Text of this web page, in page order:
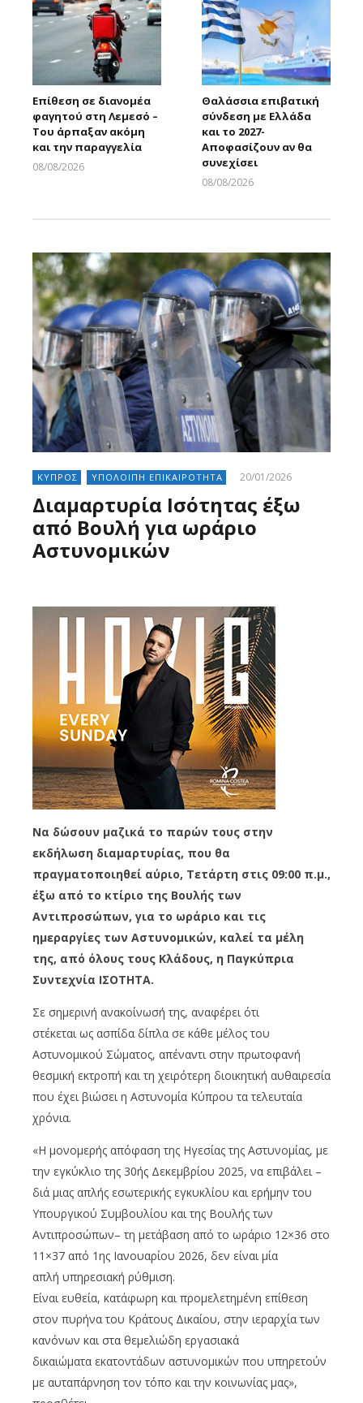
Επίθεση σε διανομέα
φαγητού στη Λεμεσό –
Του άρπαξαν ακόμη
και την παραγγελία
08/08/2026
Θαλάσσια επιβατική
σύνδεση με Ελλάδα
και το 2027-
Αποφασίζουν αν θα
συνεχίσει
08/08/2026
ΚΥΠΡΟΣ ΥΠΟΛΟΙΠΗ ΕΠΙΚΑΙΡΟΤΗΤΑ 20/01/2026
Διαμαρτυρία Ισότητας έξω
από Βουλή για ωράριο
Αστυνομικών
Να δώσουν μαζικά το παρών τους στην
εκδήλωση διαμαρτυρίας, που θα
πραγματοποιηθεί αύριο, Τετάρτη στις 09:00 π.μ.,
έξω από το κτίριο της Βουλής των
Αντιπροσώπων, για το ωράριο και τις
ημεραργίες των Αστυνομικών, καλεί τα μέλη
της, από όλους τους Κλάδους, η Παγκύπρια
Συντεχνία ΙΣΟΤΗΤΑ.
Σε σημερινή ανακοίνωσή της, αναφέρει ότι
στέκεται ως ασπίδα δίπλα σε κάθε μέλος του
Αστυνομικού Σώματος, απέναντι στην πρωτοφανή
θεσμική εκτροπή και τη χειρότερη διοικητική αυθαιρεσία
που έχει βιώσει η Αστυνομία Κύπρου τα τελευταία
χρόνια.
«Η μονομερής απόφαση της Ηγεσίας της Αστυνομίας, με
την εγκύκλιο της 30ής Δεκεμβρίου 2025, να επιβάλει –
διά μιας απλής εσωτερικής εγκυκλίου και ερήμην του
Υπουργικού Συμβουλίου και της Βουλής των
Αντιπροσώπων– τη μετάβαση από το ωράριο 12×36 στο
11×37 από 1ης Ιανουαρίου 2026, δεν είναι μία
απλή υπηρεσιακή ρύθμιση.
Είναι ευθεία, κατάφωρη και προμελετημένη επίθεση
στον πυρήνα του Κράτους Δικαίου, στην ιεραρχία των
κανόνων και στα θεμελιώδη εργασιακά
δικαιώματα εκατοντάδων αστυνομικών που υπηρετούν
με αυταπάρνηση τον τόπο και την κοινωνίας μας»,